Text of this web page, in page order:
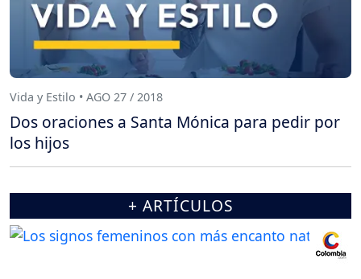
Vida y Estilo • AGO 27 / 2018
Dos oraciones a Santa Mónica para pedir por
los hijos
+ ARTÍCULOS